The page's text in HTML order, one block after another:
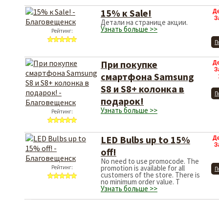
Рейтинг:
15% к Sale!
Детали на странице акции.
Узнать больше >>
Рейтинг:
При покупке
смартфона Samsung
S8 и S8+ колонка в
подарок!
Узнать больше >>
Рейтинг:
LED Bulbs up to 15%
off!
No need to use promocode. The
promotion is available for all
customers of the store. There is
no minimum order value. T
Узнать больше >>